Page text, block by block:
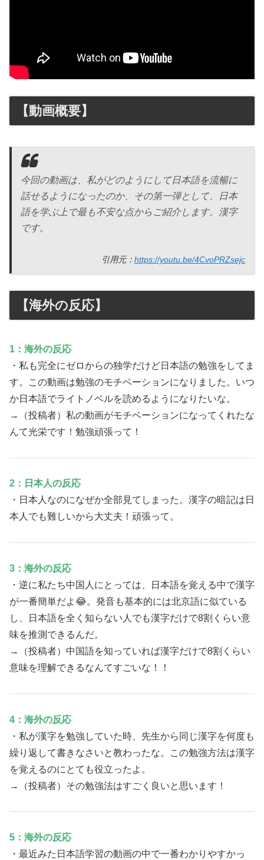
【動画概要】
今回の動画は、私がどのようにして日本語を流暢に
話せるようになったのか、その第一弾として、日本
語を学ぶ上で最も不安な点からご紹介します。漢字
です。
引用元： https://youtu.be/4CvoPRZsejc
【海外の反応】
1：海外の反応
・私も完全にゼロからの独学だけど日本語の勉強をしてま
す。この動画は勉強のモチベーションになりました。いつ
か日本語でライトノベルを読めるようになりたいな。
→（投稿者）私の動画がモチベーションになってくれたな
んて光栄です！勉強頑張って！
2：日本人の反応
・日本人なのになぜか全部見てしまった。漢字の暗記は日
本人でも難しいから大丈夫！頑張って。
3：海外の反応
・逆に私たち中国人にとっては、日本語を覚える中で漢字
が一番簡単だよ😂。発音も基本的には北京語に似ている
し、日本語を全く知らない人でも漢字だけで8割くらい意
味を推測できるんだ。
→（投稿者）中国語を知っていれば漢字だけで8割くらい
意味を理解できるなんてすごいな！！
4：海外の反応
・私が漢字を勉強していた時、先生から同じ漢字を何度も
繰り返して書きなさいと教わったな。この勉強方法は漢字
を覚えるのにとても役立ったよ。
→（投稿者）その勉強法はすごく良いと思います！
5：海外の反応
・最近みた日本語学習の動画の中で一番わかりやすかっ